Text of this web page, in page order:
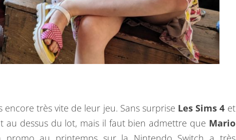
encore très vite de leur jeu. Sans surprise Les Sims 4 et
au dessus du lot, mais il faut bien admettre que Mario